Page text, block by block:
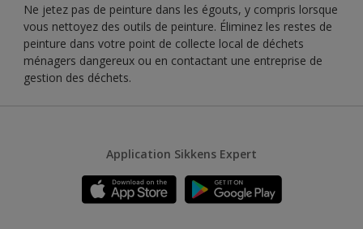
Ne jetez pas de peinture dans les égouts, y compris lorsque
vous nettoyez des outils de peinture. Éliminez les restes de
peinture dans votre point de collecte local de déchets
ménagers dangereux ou en contactant une entreprise de
gestion des déchets.
Application Sikkens Expert